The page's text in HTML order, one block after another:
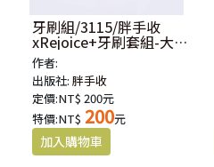
牙刷組/3115/胖手收
xRejoice+牙刷套組-大大
張口
作者:
出版社:胖手收
定價:NT$ 200元
特價:NT$ 200元